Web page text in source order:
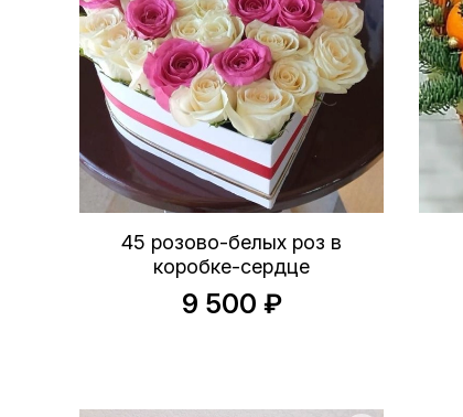
45 розово-белых роз в
коробке-сердце
9 500 ₽